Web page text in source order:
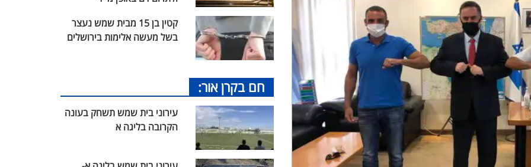
קטין בן 15 מבית שמש נעצר
בשל מעשה אלימות בירושלים
חם בקרן אור:
עירוני בית שמש תשחק בעונה
הקרובה בליגה א